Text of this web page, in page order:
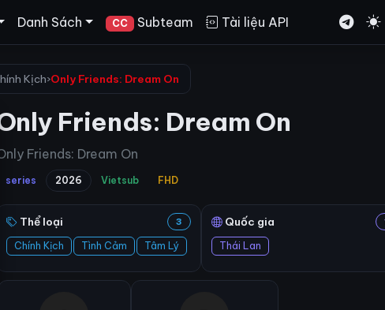
Danh Sách CC Subteam Tài liệu API
Kịch›Only Friends: Dream On
Friends: Dream On
Friends: Dream On
series 2026 Vietsub FHD
Thể loại 3
Chính Kịch Tình Cảm Tâm Lý
Quốc gia
Thái Lan